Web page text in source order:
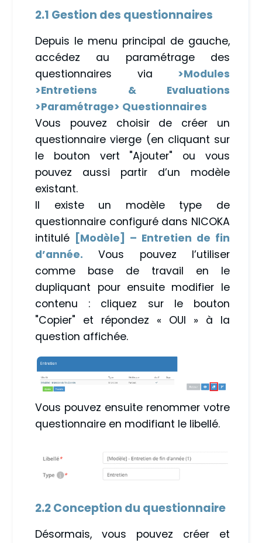
2.1 Gestion des questionnaires
Depuis le menu principal de gauche,
accédez au paramétrage des
questionnaires via >Modules
>Entretiens & Evaluations
>Paramétrage> Questionnaires
Vous pouvez choisir de créer un
questionnaire vierge (en cliquant sur
le bouton vert "Ajouter" ou vous
pouvez aussi partir d’un modèle
existant.
Il existe un modèle type de
questionnaire configuré dans NICOKA
intitulé [Modèle] – Entretien de fin
d’année. Vous pouvez l’utiliser
comme base de travail en le
dupliquant pour ensuite modifier le
contenu : cliquez sur le bouton
"Copier" et répondez « OUI » à la
question affichée.
Vous pouvez ensuite renommer votre
questionnaire en modifiant le libellé.
2.2 Conception du questionnaire
Désormais, vous pouvez créer et